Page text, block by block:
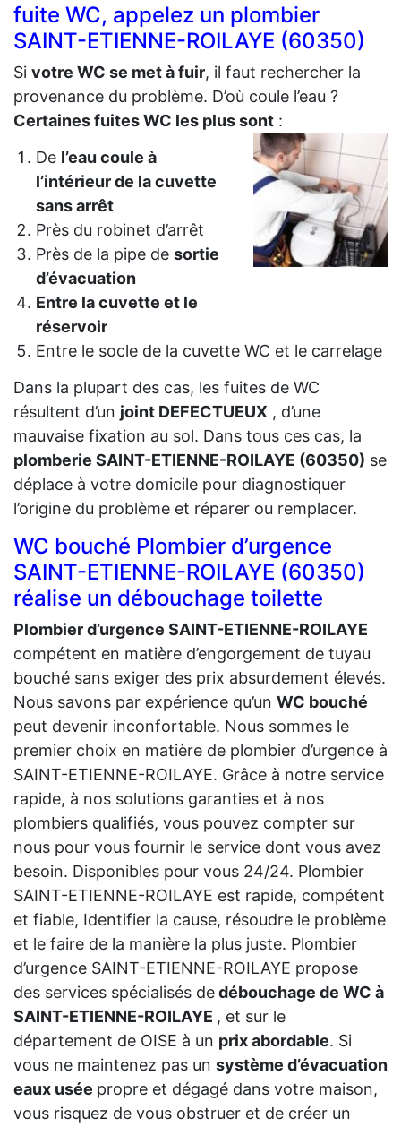
fuite WC, appelez un plombier
SAINT-ETIENNE-ROILAYE (60350)
Si votre WC se met à fuir, il faut rechercher la
provenance du problème. D’où coule l’eau ?
Certaines fuites WC les plus sont :
De l’eau coule à
l’intérieur de la cuvette
sans arrêt
Près du robinet d’arrêt
Près de la pipe de sortie
d’évacuation
Entre la cuvette et le
réservoir
Entre le socle de la cuvette WC et le carrelage
Dans la plupart des cas, les fuites de WC
résultent d’un joint DEFECTUEUX , d’une
mauvaise fixation au sol. Dans tous ces cas, la
plomberie SAINT-ETIENNE-ROILAYE (60350) se
déplace à votre domicile pour diagnostiquer
l’origine du problème et réparer ou remplacer.
WC bouché Plombier d’urgence
SAINT-ETIENNE-ROILAYE (60350)
réalise un débouchage toilette
Plombier d’urgence SAINT-ETIENNE-ROILAYE
compétent en matière d’engorgement de tuyau
bouché sans exiger des prix absurdement élevés.
Nous savons par expérience qu’un WC bouché
peut devenir inconfortable. Nous sommes le
premier choix en matière de plombier d’urgence à
SAINT-ETIENNE-ROILAYE. Grâce à notre service
rapide, à nos solutions garanties et à nos
plombiers qualifiés, vous pouvez compter sur
nous pour vous fournir le service dont vous avez
besoin. Disponibles pour vous 24/24. Plombier
SAINT-ETIENNE-ROILAYE est rapide, compétent
et fiable, Identifier la cause, résoudre le problème
et le faire de la manière la plus juste. Plombier
d’urgence SAINT-ETIENNE-ROILAYE propose
des services spécialisés dedébouchage de WC à
SAINT-ETIENNE-ROILAYE , et sur le
département de OISE à un prix abordable. Si
vous ne maintenez pas un système d’évacuation
eaux usée propre et dégagé dans votre maison,
vous risquez de vous obstruer et de créer un